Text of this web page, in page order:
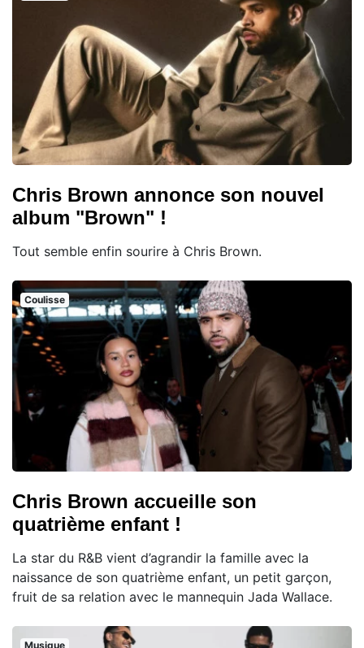
Chris Brown annonce son nouvel
album "Brown" !
Tout semble enfin sourire à Chris Brown.
Coulisse
Chris Brown accueille son
quatrième enfant !
La star du R&B vient d’agrandir la famille avec la
naissance de son quatrième enfant, un petit garçon,
fruit de sa relation avec le mannequin Jada Wallace.
Musique